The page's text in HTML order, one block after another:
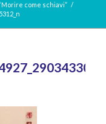
come schiavi” /